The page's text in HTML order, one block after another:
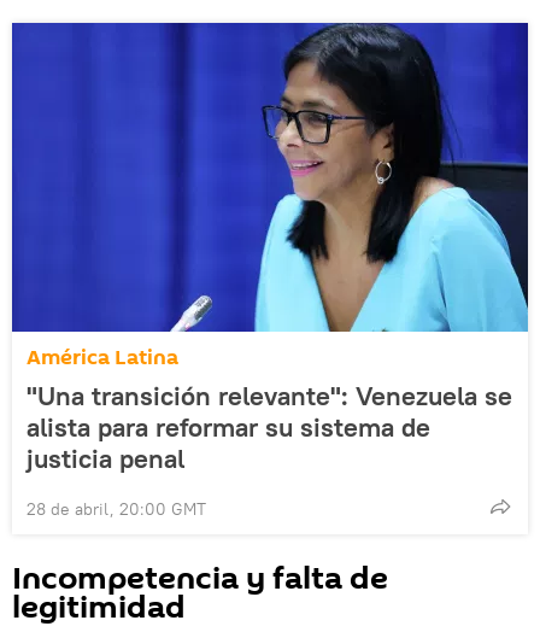
América Latina
"Una transición relevante": Venezuela se
alista para reformar su sistema de
justicia penal
28 de abril, 20:00 GMT
Incompetencia y falta de
legitimidad